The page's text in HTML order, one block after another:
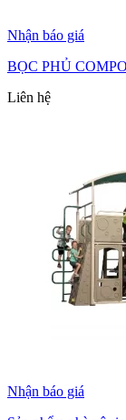
Nhận báo giá
BỌC PHỦ
Liên hệ
Nhận báo giá